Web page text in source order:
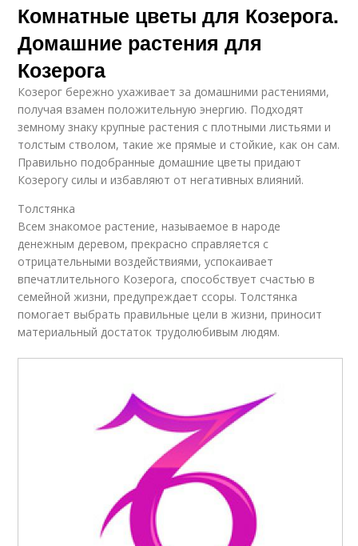
Комнатные цветы для Козерога.
Домашние растения для
Козерога
Козерог бережно ухаживает за домашними растениями,
получая взамен положительную энергию. Подходят
земному знаку крупные растения с плотными листьями и
толстым стволом, такие же прямые и стойкие, как он сам.
Правильно подобранные домашние цветы придают
Козерогу силы и избавляют от негативных влияний.
Толстянка
Всем знакомое растение, называемое в народе
денежным деревом, прекрасно справляется с
отрицательными воздействиями, успокаивает
впечатлительного Козерога, способствует счастью в
семейной жизни, предупреждает ссоры. Толстянка
помогает выбрать правильные цели в жизни, приносит
материальный достаток трудолюбивым людям.